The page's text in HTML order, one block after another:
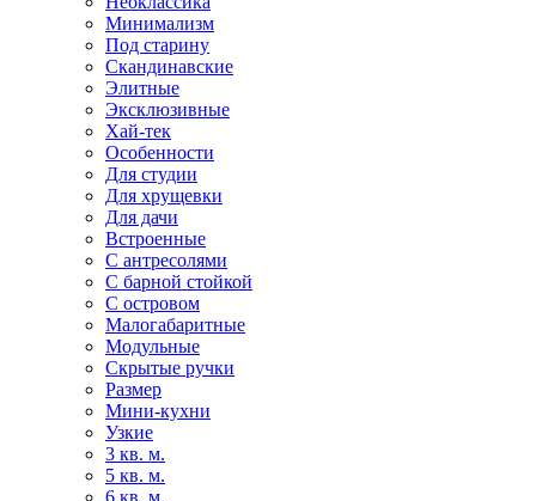
Минимализм
Под старину
Скандинавские
Элитные
Эксклюзивные
Хай-тек
Особенности
Для студии
Для хрущевки
Для дачи
Встроенные
С антресолями
С барной стойкой
С островом
Малогабаритные
Модульные
Скрытые ручки
Размер
Мини-кухни
Узкие
3 кв. м.
5 кв. м.
6 кв. м.